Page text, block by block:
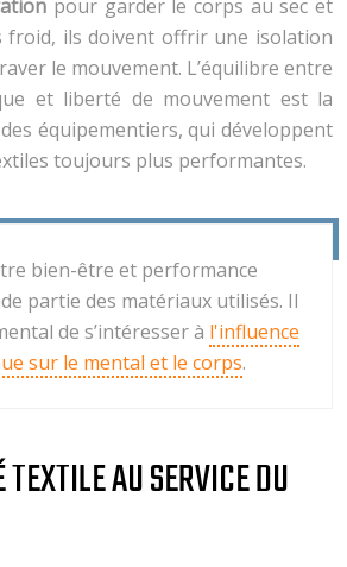
pour garder le corps au sec et
froid, ils doivent offrir une isolation
le mouvement. L’équilibre entre
et liberté de mouvement est la
équipementiers, qui développent
toujours plus performantes.
bien-être et performance
partie des matériaux utilisés. Il
de s’intéresser à l'influence
sur le mental et le corps.
AU SERVICE DU